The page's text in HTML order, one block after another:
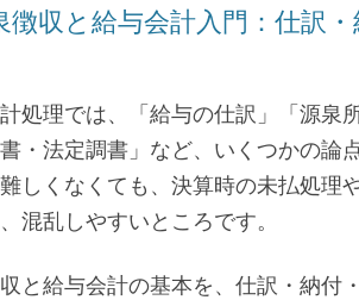
収と給与会計入門：仕訳・
処理では、「給与の仕訳」「源泉
・法定調書」など、いくつかの論
しくなくても、決算時の未払処理
混乱しやすいところです。
と給与会計の基本を、仕訳・納付